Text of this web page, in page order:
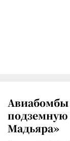
подземную
Мадьяра»